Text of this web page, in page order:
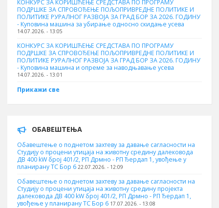
КОНКУРС ЗА КОРИШЋЕЊЕ СРЕДСТАВА ПО ПРОГРАМУ
ПОДРШКЕ ЗА СПРОВОЂЕЊЕ ПОЉОПРИВРЕДНЕ ПОЛИТИКЕ И
ПОЛИТИКЕ РУРАЛНОГ РАЗВОЈА ЗА ГРАД БОР ЗА 2026. ГОДИНУ
- Куповинa машина за убирање односно скидање усева
14.07.2026. - 13:05
КОНКУРС ЗА КОРИШЋЕЊЕ СРЕДСТАВА ПО ПРОГРАМУ
ПОДРШКЕ ЗА СПРОВОЂЕЊЕ ПОЉОПРИВРЕДНЕ ПОЛИТИКЕ И
ПОЛИТИКЕ РУРАЛНОГ РАЗВОЈА ЗА ГРАД БОР ЗА 2026. ГОДИНУ
- Куповина машина и опреме за наводњавање усева
14.07.2026. - 13:01
Прикажи све
ОБАВЕШТЕЊА
Обавештење о поднетом захтеву за давање сагласности на
Студију о процени утицаја на животну средину далековода
ДВ 400 kW број 401/2, РП Дрмно - РП Ђердап 1, увођење у
планирану ТС Бор 6 22.07.2026. - 12:09
Обавештење о поднетом захтеву за давање сагласности на
Студију о процени утицаја на животну средину пројекта
далековода ДВ 400 kW број 401/2, РП Дрмно - РП Ђердап 1,
увођење у планирану ТС Бор 6 17.07.2026. - 13:08